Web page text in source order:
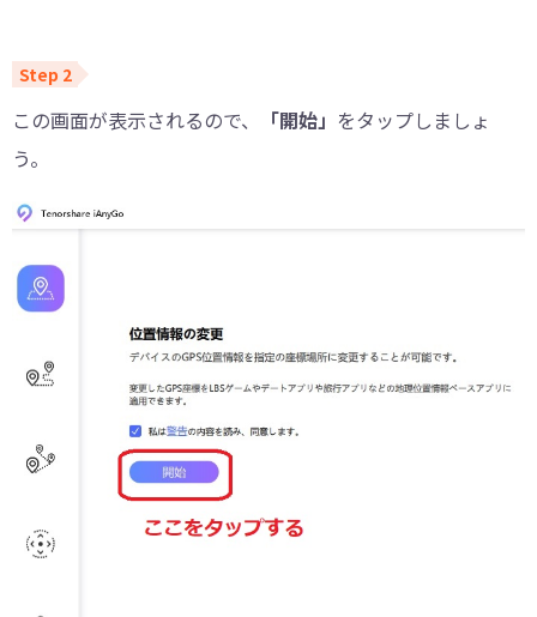
この画面が表示されるので、 「開始」 をタップしましょ
う。